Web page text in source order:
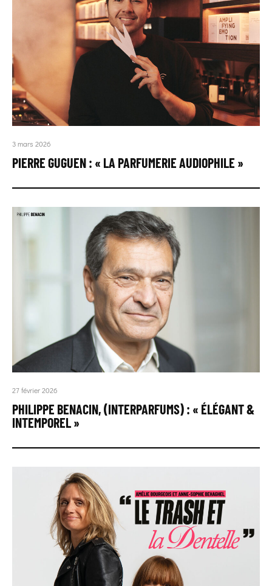
3 mars 2026
PIERRE GUGUEN : « LA PARFUMERIE AUDIOPHILE »
27 février 2026
PHILIPPE BENACIN, (INTERPARFUMS) : « ÉLÉGANT &
INTEMPOREL »